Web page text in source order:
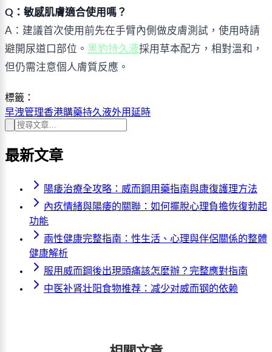
Q：敏感肌膚適合使用嗎？
A：建議首次使用前先在手臂內側做皮膚測試，使用時請
避開尿道口部位。 黑豹持久液採用草本配方，相對溫和，
但仍需注意個人膚質反應。
標籤：
早洩管理香港購藥持久液外用延時
最新文章
陽痿治療全攻略：威而鋼用藥指南與康復護理方法
內疚情緒與陽痿的關聯：如何擺脫心理負擔恢復勃起
功能
兩性健康完整指南：性生活、心理與伴侶關係的整體
健康解析
服用威而鋼後出現頭痛該怎麼辦？完整應對指南
中医补肾壮阳食物推荐：减少对威而钢的依赖